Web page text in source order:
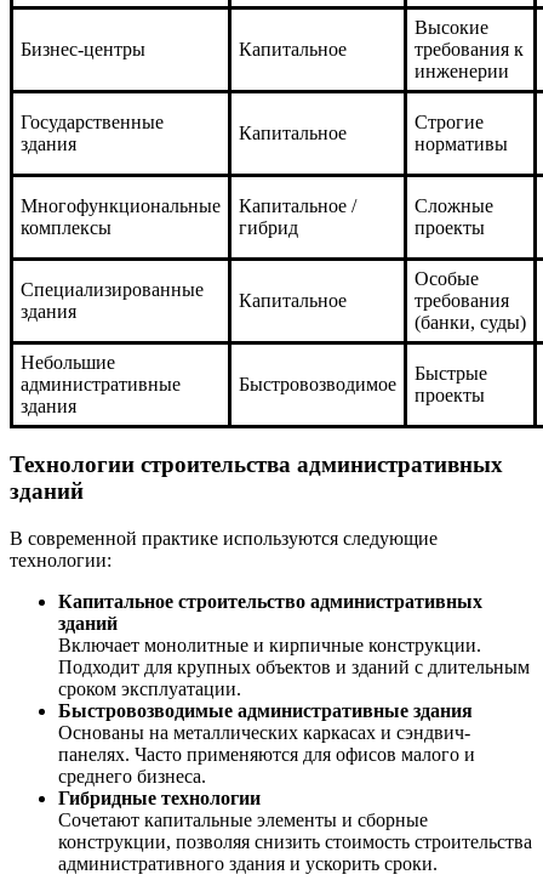
Бизнес-центры Капитальное
Высокие
требования к
инженерии
Государственные
здания
Капитальное
Строгие
нормативы
Многофункциональные
комплексы
Капитальное /
гибрид
Сложные
проекты
Специализированные
здания
Капитальное
Особые
требования
(банки, суды)
Небольшие
административные
здания
Быстровозводимое
Быстрые
проекты
Технологии строительства административных
зданий
В современной практике используются следующие
технологии:
Капитальное строительство административных
зданий
Включает монолитные и кирпичные конструкции.
Подходит для крупных объектов и зданий с длительным
сроком эксплуатации.
Быстровозводимые административные здания
Основаны на металлических каркасах и сэндвич-
панелях. Часто применяются для офисов малого и
среднего бизнеса.
Гибридные технологии
Сочетают капитальные элементы и сборные
конструкции, позволяя снизить стоимость строительства
административного здания и ускорить сроки.